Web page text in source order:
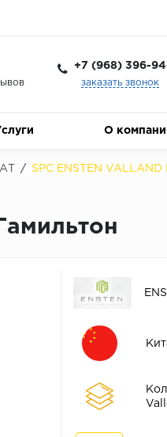
+7 (968) 396-
заказать звонок
О
/ SPC ENSTEN